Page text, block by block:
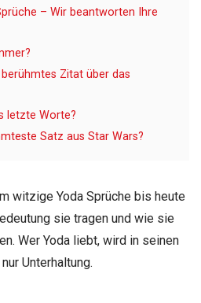
– Wir beantworten Ihre
Zitat über das
letzte Worte?
Satz aus Star Wars?
witzige Yoda Sprüche bis heute
sie tragen und wie sie
Wer Yoda liebt, wird in seinen
Unterhaltung.